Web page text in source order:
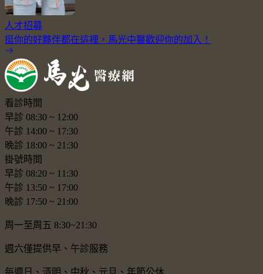
人才招募
挺你的好夥伴都在這裡，馬光中醫歡迎你的加入！
看診時間
早診 08:30 ~ 12:00
午診 14:00 ~ 17:30
晚診 18:00 ~ 21:30
掛號時間
早診 08:20 ~ 11:30
午診 13:50 ~ 17:00
晚診 17:50 ~ 21:00
周一至周五 8:30~21:30
週六僅提供早、午診服務
每週日、清明、中秋、元旦、年節公休